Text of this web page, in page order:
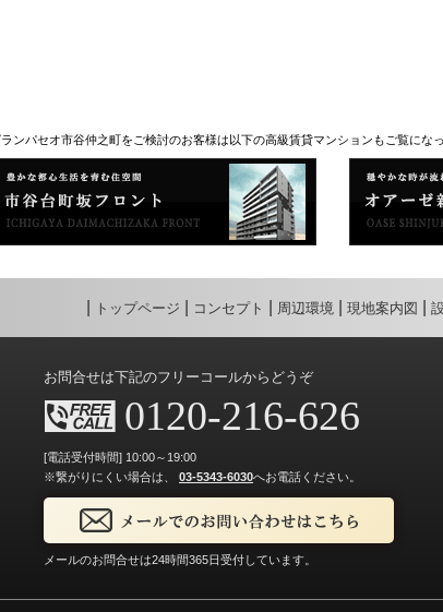
ランパセオ市谷仲之町をご検討のお客様は以下の高級賃貸マンションもご覧になっ
トップページ コンセプト 周辺環境 現地案内図
お問合せは下記のフリーコールからどうぞ
0120-216-626
[電話受付時間] 10:00～19:00
※繋がりにくい場合は、
03-5343-6030へお電話ください。
メールのお問合せは24時間365日受付しています。